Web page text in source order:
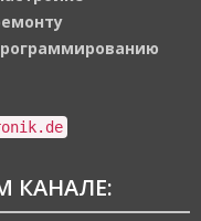
КАНАЛЕ: